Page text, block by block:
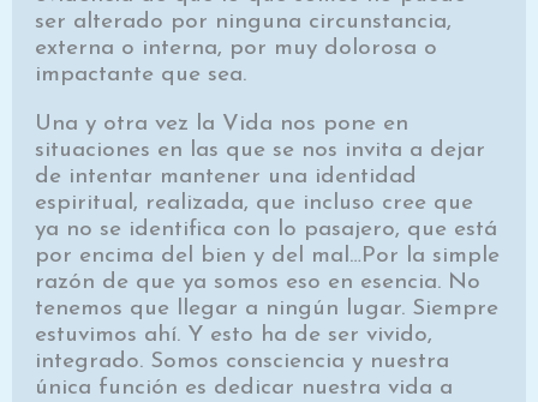
ser alterado por ninguna circunstancia,
externa o interna, por muy dolorosa o
impactante que sea.
Una y otra vez la Vida nos pone en
situaciones en las que se nos invita a dejar
de intentar mantener una identidad
espiritual, realizada, que incluso cree que
ya no se identifica con lo pasajero, que está
por encima del bien y del mal…Por la simple
razón de que ya somos eso en esencia. No
tenemos que llegar a ningún lugar. Siempre
estuvimos ahí. Y esto ha de ser vivido,
integrado. Somos consciencia y nuestra
única función es dedicar nuestra vida a